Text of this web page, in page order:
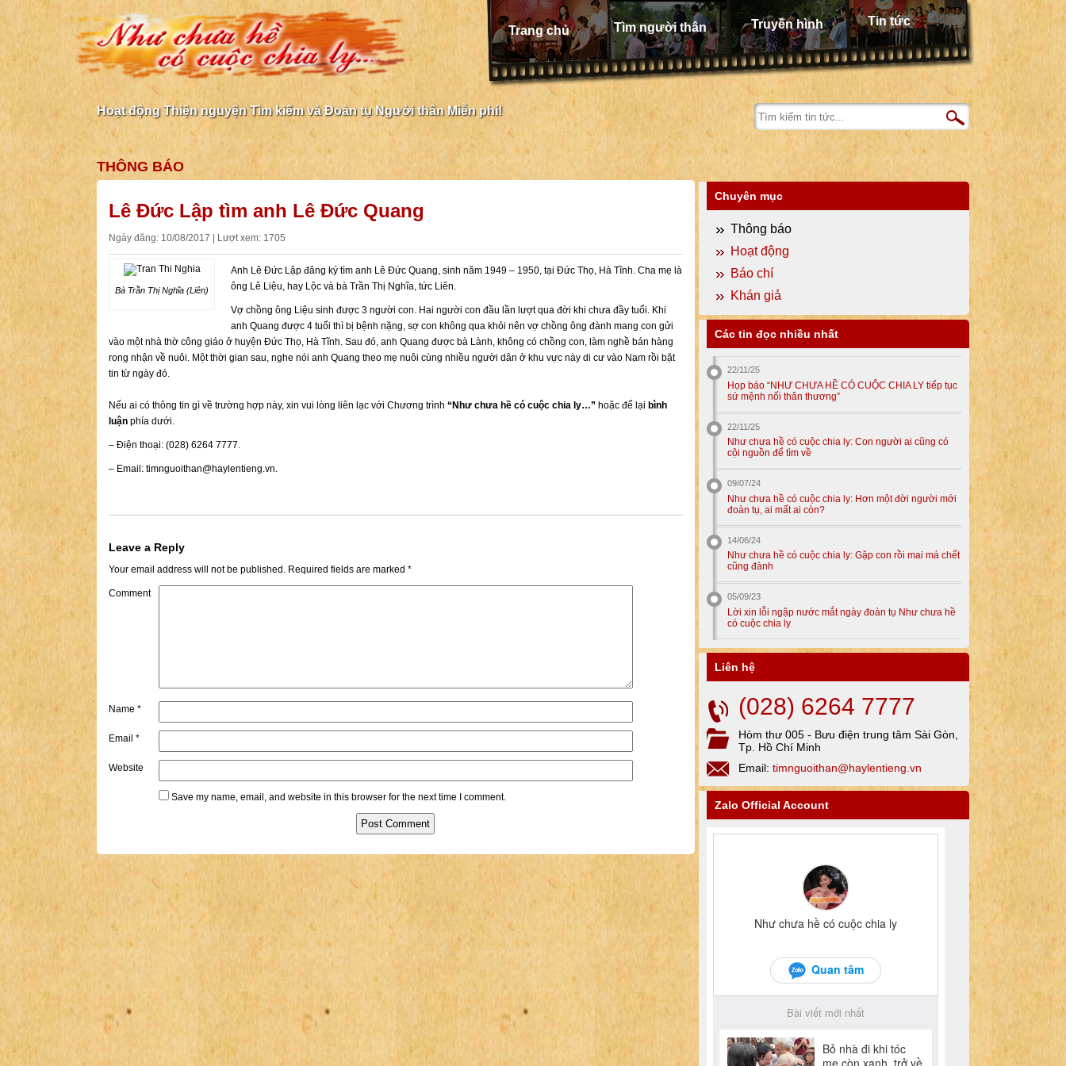
Trang chủ Tìm người thân Truyền hình Tin tức
Hoạt động Thiện nguyện Tìm kiếm và Đoàn tụ Người thân Miễn phí!
THÔNG BÁO
Lê Đức Lập tìm anh Lê Đức Quang
Ngày đăng: 10/08/2017 | Lượt xem: 1705
Bà Trần Thị Nghĩa (Liên)
Anh Lê Đức Lập đăng ký tìm anh Lê Đức Quang, sinh năm 1949 – 1950, tại Đức Thọ, Hà Tĩnh. Cha mẹ là
ông Lê Liệu, hay Lộc và bà Trần Thị Nghĩa, tức Liên.
Vợ chồng ông Liệu sinh được 3 người con. Hai người con đầu lần lượt qua đời khi chưa đầy tuổi. Khi
anh Quang được 4 tuổi thì bị bệnh nặng, sợ con không qua khỏi nên vợ chồng ông đành mang con gửi
vào một nhà thờ công giáo ở huyện Đức Thọ, Hà Tĩnh. Sau đó, anh Quang được bà Lành, không có chồng con, làm nghề bán hàng
rong nhận về nuôi. Một thời gian sau, nghe nói anh Quang theo mẹ nuôi cùng nhiều người dân ở khu vực này di cư vào Nam rồi bặt
tin từ ngày đó.
Nếu ai có thông tin gì về trường hợp này, xin vui lòng liên lạc với Chương trình “Như chưa hề có cuộc chia ly…” hoặc để lại bình
luận phía dưới.
– Điện thoại: (028) 6264 7777.
– Email: timnguoithan@haylentieng.vn.
Leave a Reply
Your email address will not be published. Required fields are marked *
Comment
Name *
Email *
Website
Save my name, email, and website in this browser for the next time I comment.
Chuyên mục
Thông báo
Hoạt động
Báo chí
Khán giả
Các tin đọc nhiều nhất
22/11/25
Họp báo “NHƯ CHƯA HỀ CÓ CUỘC CHIA LY tiếp tục
sứ mệnh nối thân thương”
22/11/25
Như chưa hề có cuộc chia ly: Con người ai cũng có
cội nguồn để tìm về
09/07/24
Như chưa hề có cuộc chia ly: Hơn một đời người mới
đoàn tụ, ai mất ai còn?
14/06/24
Như chưa hề có cuộc chia ly: Gặp con rồi mai má chết
cũng đành
05/09/23
Lời xin lỗi ngập nước mắt ngày đoàn tụ Như chưa hề
có cuộc chia ly
Liên hệ
(028) 6264 7777
Hòm thư 005 - Bưu điện trung tâm Sài Gòn,
Tp. Hồ Chí Minh
Email: timnguoithan@haylentieng.vn
Zalo Official Account